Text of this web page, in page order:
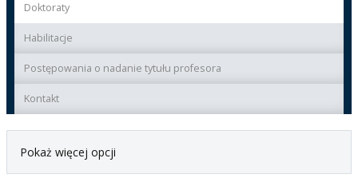
Doktoraty
Habilitacje
Postępowania o nadanie tytułu profesora
Kontakt
Pokaż więcej opcji